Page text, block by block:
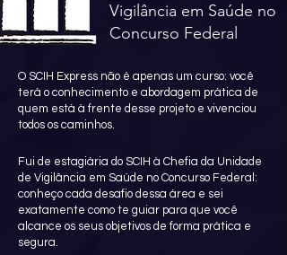
Vigilância em Saúde no
Concurso Federal
O SCIH Express não é apenas um curso: você
terá o conhecimento e abordagem prática de
quem está à frente desse projeto e vivenciou
todos os caminhos.
Fui de estagiária do SCIH à Chefia da Unidade
de Vigilância em Saúde no Concurso Federal:
conheço cada desafio dessa área e sei
exatamente como te guiar para que você
alcance os seus objetivos de forma prática e
segura.